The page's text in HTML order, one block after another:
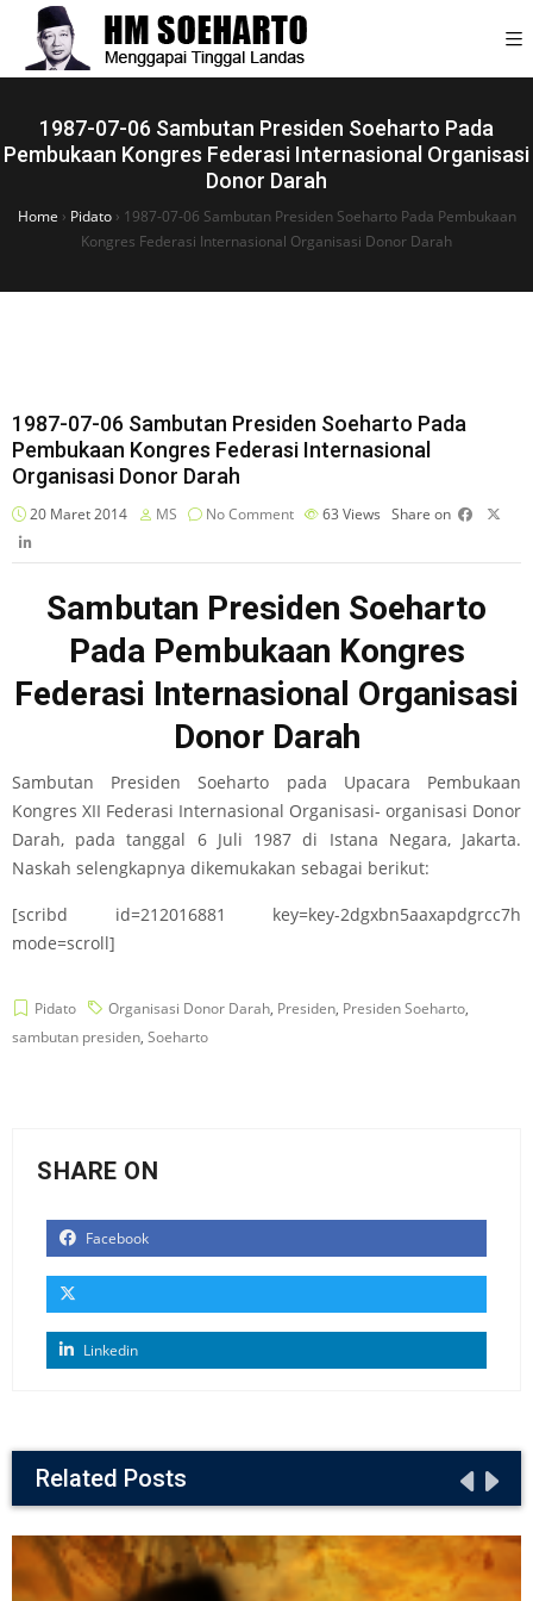
1987-07-06 Sambutan Presiden Soeharto Pada
Pembukaan Kongres Federasi Internasional Organisasi
Donor Darah
Home › Pidato› 1987-07-06 Sambutan Presiden Soeharto Pada Pembukaan
Kongres Federasi Internasional Organisasi Donor Darah
1987-07-06 Sambutan Presiden Soeharto Pada
Pembukaan Kongres Federasi Internasional
Organisasi Donor Darah
20 Maret 2014 MS No Comment 63 Views Share on
Sambutan Presiden Soeharto
Pada Pembukaan Kongres
Federasi Internasional Organisasi
Donor Darah
Sambutan Presiden Soeharto pada Upacara Pembukaan
Kongres XII Federasi Internasional Organisasi- organisasi Donor
Darah, pada tanggal 6 Juli 1987 di Istana Negara, Jakarta.
Naskah selengkapnya dikemukakan sebagai berikut:
[scribd id=212016881 key=key-2dgxbn5aaxapdgrcc7h
mode=scroll]
Pidato Organisasi Donor Darah, Presiden, Presiden Soeharto,
sambutan presiden, Soeharto
SHARE ON
Facebook
Linkedin
Related Posts